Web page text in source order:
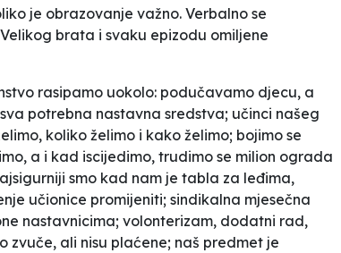
je obrazovanje važno. Verbalno se
brata i svaku epizodu omiljene
rasipamo uokolo: podučavamo djecu, a
potrebna nastavna sredstva; učinci našeg
koliko želimo i kako želimo; bojimo se
a i kad iscijedimo, trudimo se milion ograda
smo kad nam je tabla za leđima,
učionice promijeniti; sindikalna mjesečna
nastavnicima; volonterizam, dodatni rad,
ali nisu plaćene; naš predmet je